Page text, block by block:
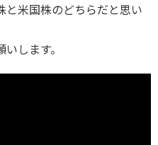
と米国株のどちらだと思い
します。